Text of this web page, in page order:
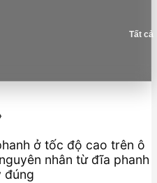
Tất cả
ở tốc độ cao trên ô
nhân từ đĩa phanh
đúng